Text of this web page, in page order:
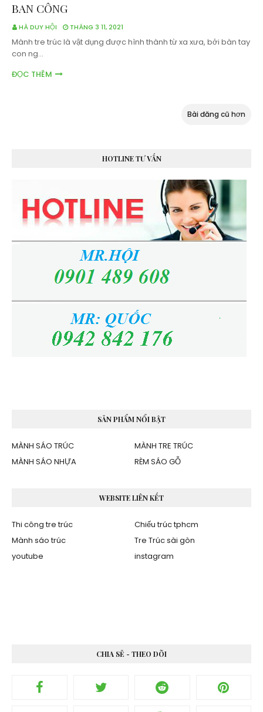
BAN CÔNG
HÀ DUY HỘI THÁNG 3 11, 2021
Mành tre trúc là vật dụng được hình thành từ xa xưa, bởi bàn tay
con ng…
ĐỌC THÊM
Bài đăng cũ hơn
HOTLINE TƯ VẤN
SẢN PHẨM NỔI BẬT
MÀNH SÁO TRÚC
MÀNH TRE TRÚC
MÀNH SÁO NHỰA
RÈM SÁO GỖ
WEBSITE LIÊN KẾT
Thi công tre trúc
Chiếu trúc tphcm
Mành sáo trúc
Tre Trúc sài gòn
youtube
instagram
CHIA SẺ - THEO DÕI